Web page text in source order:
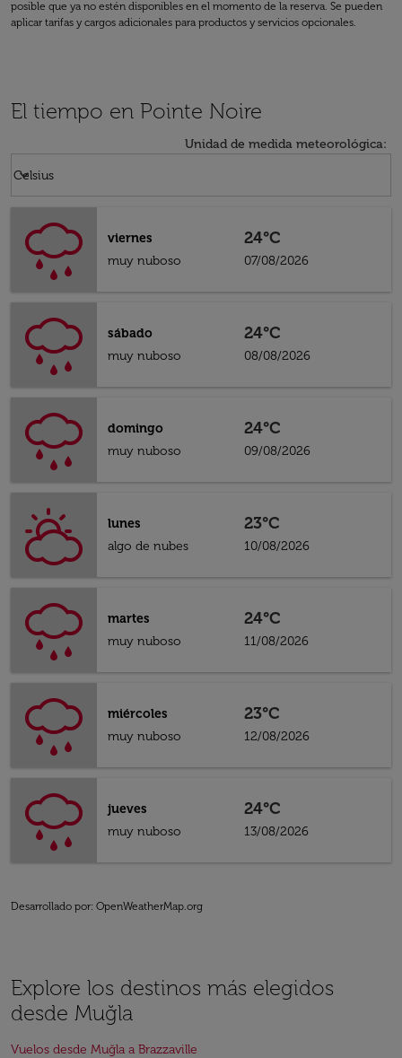
posible que ya no estén disponibles en el momento de la reserva. Se pueden
aplicar tarifas y cargos adicionales para productos y servicios opcionales.
El tiempo en Pointe Noire
Unidad de medida meteorológica:
Celsius
keyboard_arrow_down
viernes
muy nuboso
24°C
07/08/2026
sábado
muy nuboso
24°C
08/08/2026
domingo
muy nuboso
24°C
09/08/2026
lunes
algo de nubes
23°C
10/08/2026
martes
muy nuboso
24°C
11/08/2026
miércoles
muy nuboso
23°C
12/08/2026
jueves
muy nuboso
24°C
13/08/2026
Desarrollado por: OpenWeatherMap.org
Explore los destinos más elegidos
desde Muğla
Vuelos desde Muğla a Brazzaville